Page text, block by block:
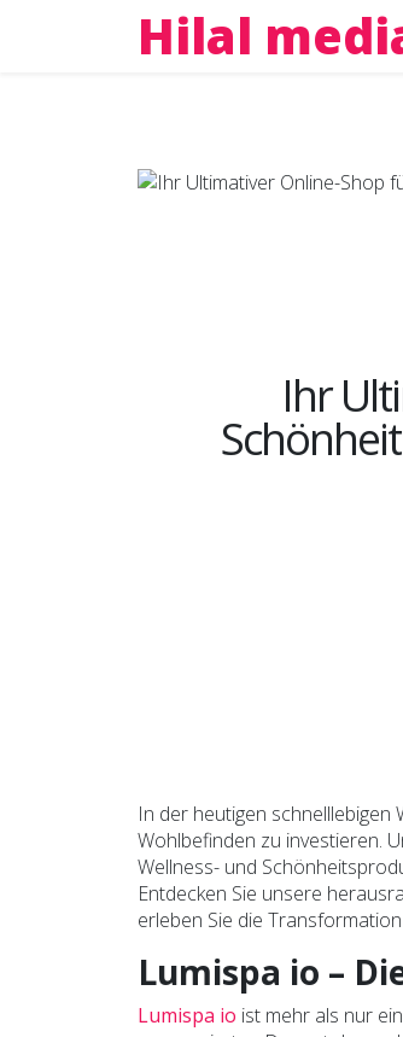
Hilal
Ihr
In der heutigen schnelllebigen
Wohlbefinden zu investieren.
Wellness- und
Entdecken Sie unsere
erleben Sie die
Lumispa io –
Lumispa io ist mehr als nur